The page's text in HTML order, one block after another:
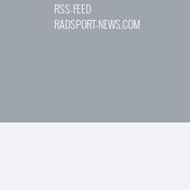
RSS-FEED
RADSPORT-NEWS.COM